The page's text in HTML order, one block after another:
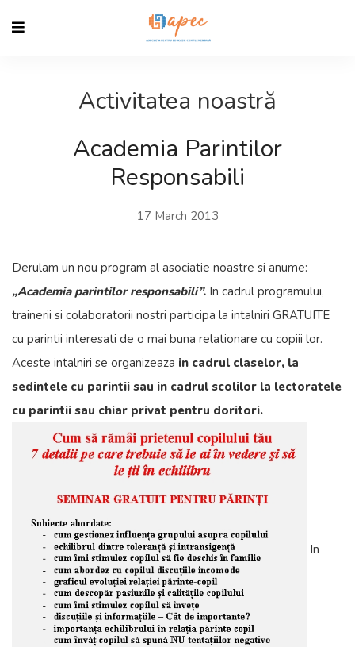
Activitatea noastră
Academia Parintilor
Responsabili
17 March 2013
Derulam un nou program al asociatie noastre si anume:
„Academia parintilor responsabili”. In cadrul programului,
trainerii si colaboratorii nostri participa la intalniri GRATUITE
cu parintii interesati de o mai buna relationare cu copiii lor.
Aceste intalniri se organizeaza in cadrul claselor, la
sedintele cu parintii sau in cadrul scolilor la lectoratele
cu parintii sau chiar privat pentru doritori.
In